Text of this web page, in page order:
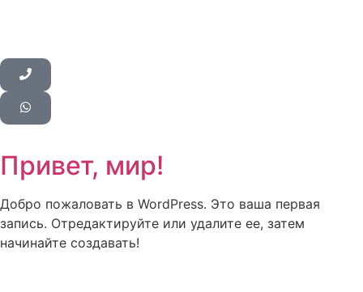
Привет, мир!
Добро пожаловать в WordPress. Это ваша первая
запись. Отредактируйте или удалите ее, затем
начинайте создавать!